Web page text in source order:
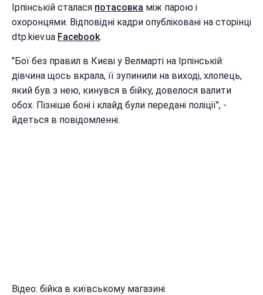
Ірпінській сталася потасовка між парою і
охоронцями. Відповідні кадри опубліковані на сторінці
dtp.kiev.ua Facebook.
"Бої без правил в Києві у Велмарті на Ірпінській:
дівчина щось вкрала, її зупинили на виході, хлопець,
який був з нею, кинувся в бійку, довелося валити
обох. Пізніше боні і клайд були передані поліції", -
йдеться в повідомленні.
Відео: бійка в київському магазині